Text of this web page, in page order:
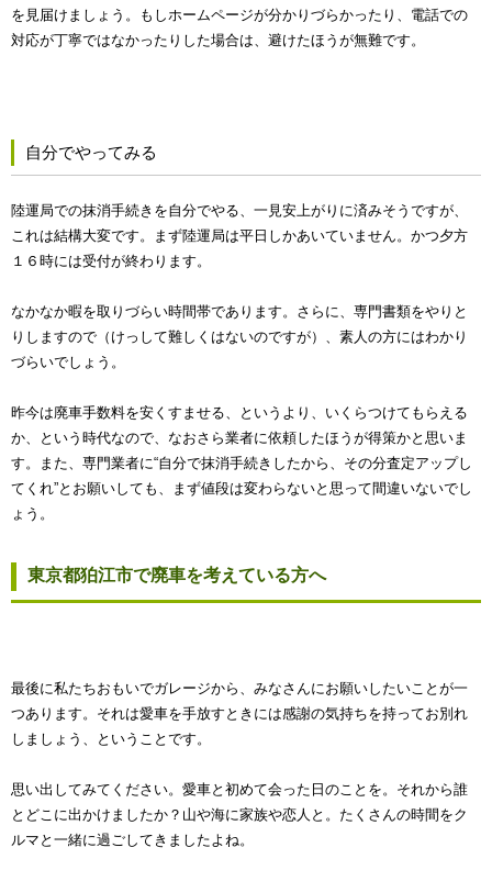
を見届けましょう。もしホームページが分かりづらかったり、電話での
対応が丁寧ではなかったりした場合は、避けたほうが無難です。
自分でやってみる
陸運局での抹消手続きを自分でやる、一見安上がりに済みそうですが、
これは結構大変です。まず陸運局は平日しかあいていません。かつ夕方
１６時には受付が終わります。
なかなか暇を取りづらい時間帯であります。さらに、専門書類をやりと
りしますので（けっして難しくはないのですが）、素人の方にはわかり
づらいでしょう。
昨今は廃車手数料を安くすませる、というより、いくらつけてもらえる
か、という時代なので、なおさら業者に依頼したほうが得策かと思いま
す。また、専門業者に“自分で抹消手続きしたから、その分査定アップし
てくれ”とお願いしても、まず値段は変わらないと思って間違いないでし
ょう。
東京都狛江市で廃車を考えている方へ
最後に私たちおもいでガレージから、みなさんにお願いしたいことが一
つあります。それは愛車を手放すときには感謝の気持ちを持ってお別れ
しましょう、ということです。
思い出してみてください。愛車と初めて会った日のことを。それから誰
とどこに出かけましたか？山や海に家族や恋人と。たくさんの時間をク
ルマと一緒に過ごしてきましたよね。